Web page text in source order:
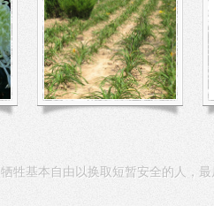
没开花时，就是一蓬
草。哪里都能碰到的平
平常常的野草，普通到
你不会去注意。某天见
到那从草突然开了花，
黄色的大花， […]
牺牲基本自由以换取短暂安全的人，